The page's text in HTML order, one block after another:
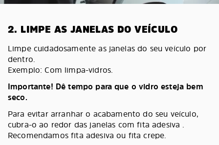
2. LIMPE AS JANELAS DO VEÍCULO
Limpe cuidadosamente as janelas do seu veículo por
dentro.
Exemplo: Com limpa-vidros.
Importante! Dê tempo para que o vidro esteja bem
seco.
Para evitar arranhar o acabamento do seu veículo,
cubra-o ao redor das janelas com fita adesiva .
Recomendamos fita adesiva ou fita crepe.